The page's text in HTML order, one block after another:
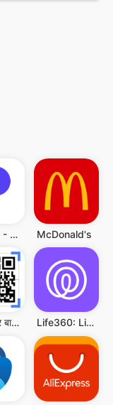
PDF Pro - Reader & Maker McDonald's
क्यूआर और बारकोड स्कैनर Life360: Live Location Sharing